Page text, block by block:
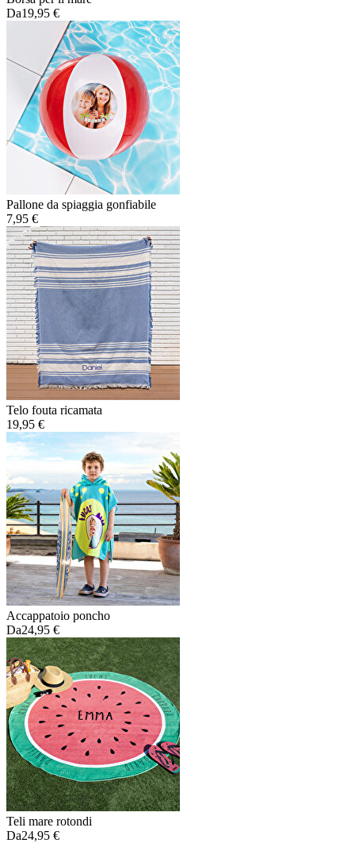
Da19,95 €
Pallone da spiaggia gonfiabile
7,95 €
Telo fouta ricamata
19,95 €
Accappatoio poncho
Da24,95 €
Teli mare rotondi
Da24,95 €